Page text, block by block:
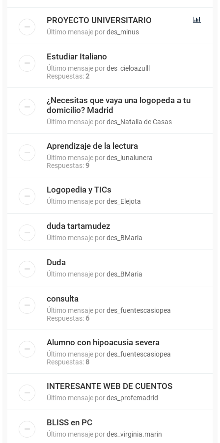
PROYECTO UNIVERSITARIO
Último mensaje pordes_minus
Estudiar Italiano
Último mensaje pordes_cieloazulll
Respuestas:2
¿Necesitas que vaya una logopeda a tu
domicilio? Madrid
Último mensaje pordes_Natalia de Casas
Aprendizaje de la lectura
Último mensaje pordes_lunalunera
Respuestas:9
Logopedia y TICs
Último mensaje pordes_Elejota
duda tartamudez
Último mensaje pordes_BMaria
Duda
Último mensaje pordes_BMaria
consulta
Último mensaje pordes_fuentescasiopea
Respuestas: 6
Alumno con hipoacusia severa
Último mensaje pordes_fuentescasiopea
Respuestas: 8
INTERESANTE WEB DE CUENTOS
Último mensaje pordes_profemadrid
BLISS en PC
Último mensaje pordes_virginia.marin